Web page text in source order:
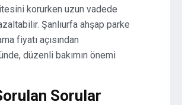
korurken uzun vadede
Şanlıurfa ahşap parke
fiyatı açısından
düzenli bakımın önemi
Sorular